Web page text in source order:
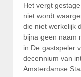
Het vergt
niet wordt
die niet werkelijk
bijna geen naam
in De gastspeler
decennium van
Amsterdamse